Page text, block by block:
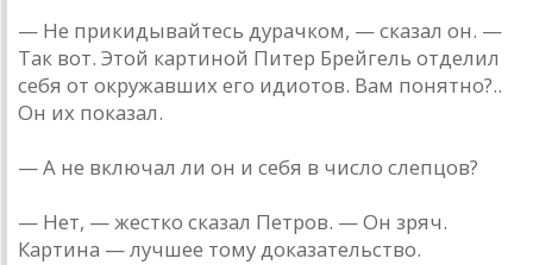
— Не прикидывайтесь дурачком, — сказал он. —
Так вот. Этой картиной Питер Брейгель отделил
себя от окружавших его идиотов. Вам понятно?..
Он их показал.
— А не включал ли он и себя в число слепцов?
— Нет, — жестко сказал Петров. — Он зряч.
Картина — лучшее тому доказательство.